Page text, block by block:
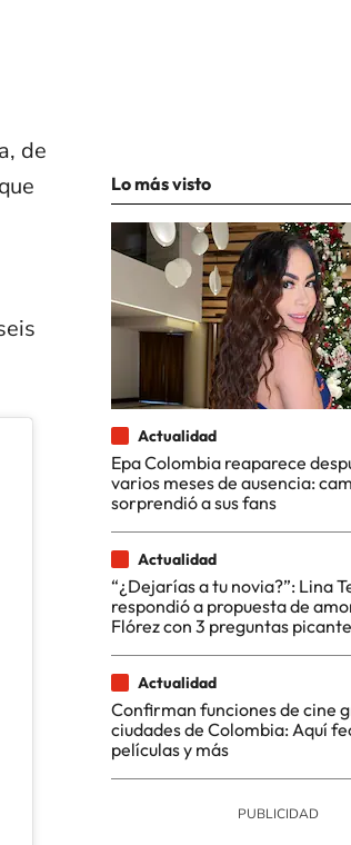
de
Lo más visto
Actualidad
Epa Colombia reaparece
varios meses de ausencia:
sorprendió a sus fans
Actualidad
“¿Dejarías a tu novia?”: Lina
respondió a propuesta de
Flórez con 3 preguntas
Actualidad
Confirman funciones de cine
ciudades de Colombia: Aquí
películas y más